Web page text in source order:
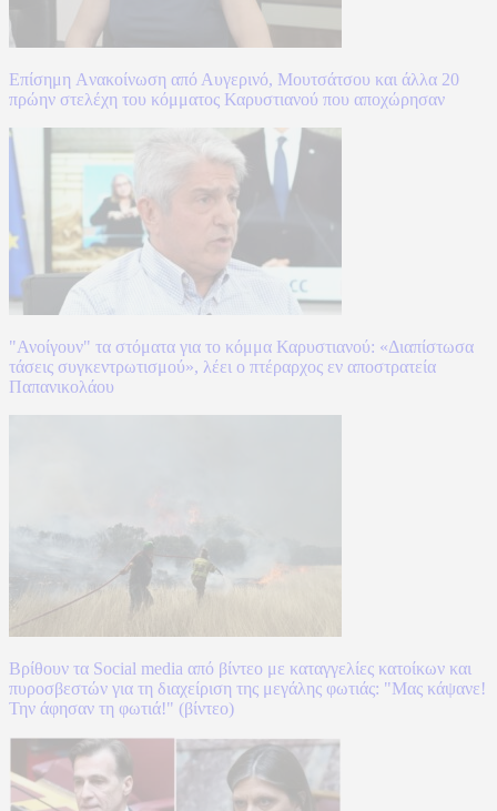
Επίσημη Aνακοίνωση από Αυγερινό, Μουτσάτσου και άλλα 20
πρώην στελέχη του κόμματος Καρυστιανού που αποχώρησαν
"Ανοίγουν" τα στόματα για το κόμμα Καρυστιανού: «Διαπίστωσα
τάσεις συγκεντρωτισμού», λέει ο πτέραρχος εν αποστρατεία
Παπανικολάου
Βρίθουν τα Social media από βίντεο με καταγγελίες κατοίκων και
πυροσβεστών για τη διαχείριση της μεγάλης φωτιάς: "Μας κάψανε!
Την άφησαν τη φωτιά!" (βίντεο)